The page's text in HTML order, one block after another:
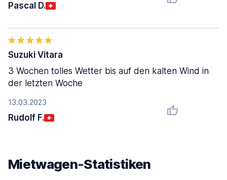
Pascal D.
13.03.2023
Rudolf F.
Suzuki Vitara
3 Wochen tolles Wetter bis auf den kalten Wind in
der letzten Woche
Mietwagen-Statistiken